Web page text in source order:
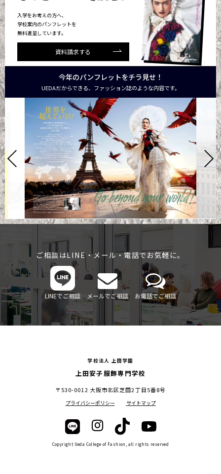
入学をお考えの方へ、
学校案内のパンフレットを
無料進呈しています。
資料請求する
今年のパンフレットをチラ見せ！
UEDAだからできる、ファッション誌のような内容です。
ご相談はLINE・メール・電話でお気軽に。
LINEでご相談 メールでご相談 お電話でご相談
学校法人 上田学園
上田安子服飾専門学校
〒530-0012 大阪市北区芝田2丁目5番8号
プライバシーポリシー サイトマップ
Copyright Ueda College of Fashion, all rights reserved